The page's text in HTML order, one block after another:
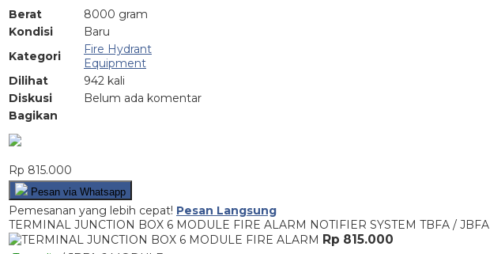
Berat
8000 gram
Kondisi
Baru
Kategori
Fire Hydrant
Equipment
Dilihat
942 kali
Diskusi
Belum ada komentar
Bagikan
Rp 815.000
Pesan via Whatsapp
Pemesanan yang lebih cepat! Pesan Langsung
TERMINAL JUNCTION BOX 6 MODULE FIRE ALARM NOTIFIER SYSTEM TBFA / JBFA
Rp 815.000